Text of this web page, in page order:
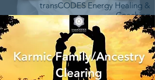
transCODES Energy Healing &
Coaching